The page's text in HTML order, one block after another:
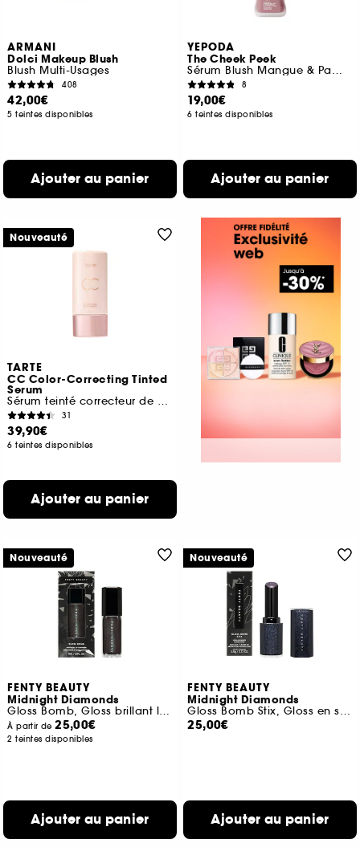
ARMANI
Dolci Makeup Blush
Blush Multi-Usages
408
42,00€
5 teintes disponibles
Ajouter au panier
YEPODA
The Cheek Peek
Sérum Blush Mangue & Pamplemousse
8
19,00€
6 teintes disponibles
Ajouter au panier
TARTE
CC Color-Correcting Tinted
Serum
Sérum teinté correcteur de couleur
31
39,90€
6 teintes disponibles
Ajouter au panier
Nouveauté
FENTY BEAUTY
Midnight Diamonds
Gloss Bomb, Gloss brillant lumineux et nourrissant
À partir de25,00€
2 teintes disponibles
Ajouter au panier
Nouveauté
FENTY BEAUTY
Midnight Diamonds
Gloss Bomb Stix, Gloss en stick haute brillance
25,00€
Ajouter au panier
Nouveauté